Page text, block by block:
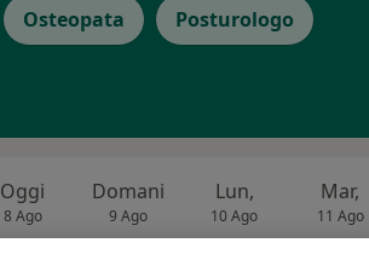
Osteopata Posturologo
Oggi
8 Ago
Domani
9 Ago
Lun,
10 Ago
Mar,
11 Ago